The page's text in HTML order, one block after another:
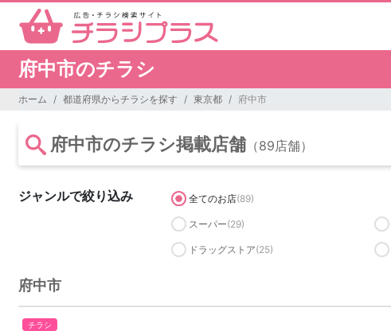
府中市のチラシ
ホーム 都道府県からチラシを探す 東京都 府中市
府中市のチラシ掲載店舗 （89店舗）
ジャンルで絞り込み 全てのお店(89)
スーパー(29)
ドラッグストア(25)
府中市
チラシ